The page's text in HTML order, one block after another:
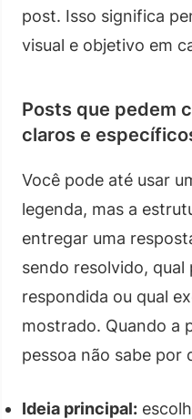
post. Isso significa
visual e objetivo em
Posts que pedem
claros e
Você pode até usar
legenda, mas a
entregar uma
sendo resolvido,
respondida ou qual
mostrado. Quando a
pessoa não sabe por
Ideia principal: